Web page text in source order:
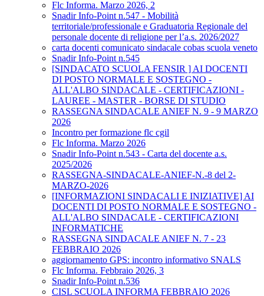
Flc Informa. Marzo 2026, 2
Snadir Info-Point n.547 - Mobilità
territoriale/professionale e Graduatoria Regionale del
personale docente di religione per l’a.s. 2026/2027
carta docenti comunicato sindacale cobas scuola veneto
Snadir Info-Point n.545
[SINDACATO SCUOLA FENSIR ] AI DOCENTI
DI POSTO NORMALE E SOSTEGNO -
ALL'ALBO SINDACALE - CERTIFICAZIONI -
LAUREE - MASTER - BORSE DI STUDIO
RASSEGNA SINDACALE ANIEF N. 9 - 9 MARZO
2026
Incontro per formazione flc cgil
Flc Informa. Marzo 2026
Snadir Info-Point n.543 - Carta del docente a.s.
2025/2026
RASSEGNA-SINDACALE-ANIEF-N.-8 del 2-
MARZO-2026
[INFORMAZIONI SINDACALI E INIZIATIVE] AI
DOCENTI DI POSTO NORMALE E SOSTEGNO -
ALL'ALBO SINDACALE - CERTIFICAZIONI
INFORMATICHE
RASSEGNA SINDACALE ANIEF N. 7 - 23
FEBBRAIO 2026
aggiornamento GPS: incontro informativo SNALS
Flc Informa. Febbraio 2026, 3
Snadir Info-Point n.536
CISL SCUOLA INFORMA FEBBRAIO 2026